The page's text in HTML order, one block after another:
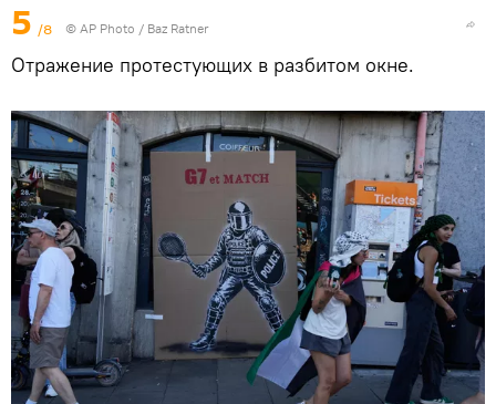
5 /8 © AP Photo / Baz Ratner
Отражение протестующих в разбитом окне.